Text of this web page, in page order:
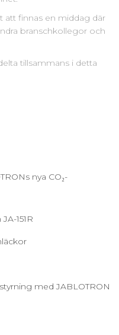
finnas en middag där
branschkollegor och
tillsammans i detta
nya CO₂-
151R
med JABLOTRON